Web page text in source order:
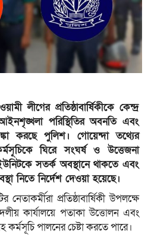
লীগের প্রতিষ্ঠাবার্ষিকীকে কেন্দ্র
পরিস্থিতির অবনতি এবং
করছে পুলিশ। গোয়েন্দা তথ্যের
ঘিরে সংঘর্ষ ও উত্তেজনা
সতর্ক অবস্থানে থাকতে এবং
নিতে নির্দেশ দেওয়া হয়েছে।
প্রতিষ্ঠাবার্ষিকী উপলক্ষে
কার্যালয়ে পতাকা উত্তোলন এবং
কর্মসূচি পালনের চেষ্টা করতে পারে।